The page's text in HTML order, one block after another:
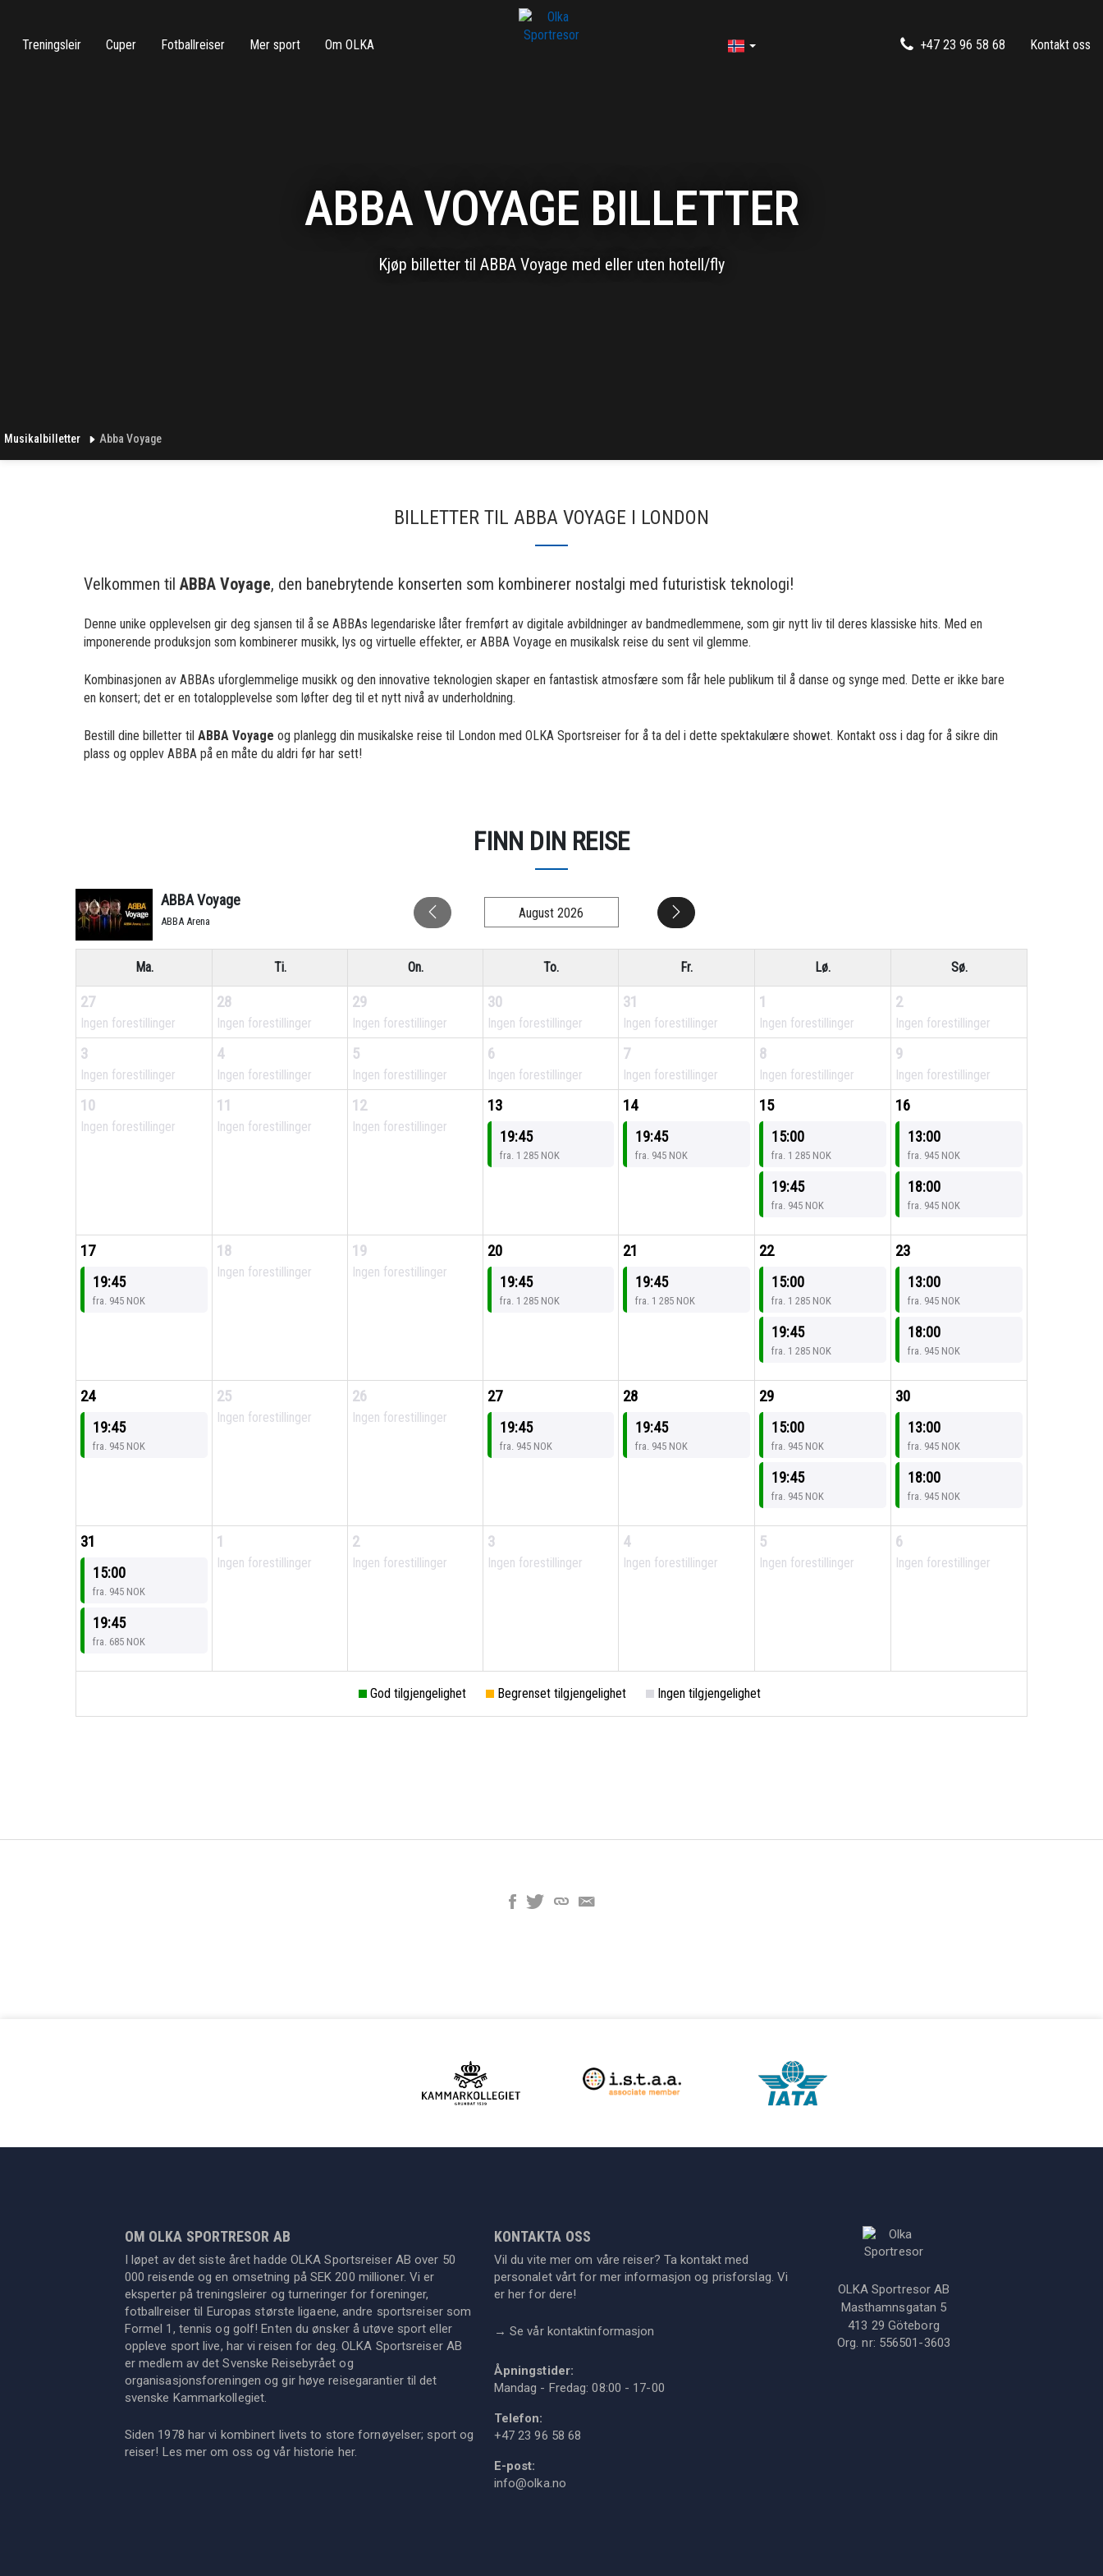
Treningsleir Cuper Fotballreiser Mer sport Om OLKA +47 23 96 58 68 Kontakt oss
ABBA VOYAGE BILLETTER
Kjøp billetter til ABBA Voyage med eller uten hotell/fly
Musikalbilletter Abba Voyage
BILLETTER TIL ABBA VOYAGE I LONDON
Velkommen til ABBA Voyage, den banebrytende konserten som kombinerer nostalgi med futuristisk teknologi!
Denne unike opplevelsen gir deg sjansen til å se ABBAs legendariske låter fremført av digitale avbildninger av bandmedlemmene, som gir nytt liv til deres klassiske hits. Med en
imponerende produksjon som kombinerer musikk, lys og virtuelle effekter, er ABBA Voyage en musikalsk reise du sent vil glemme.
Kombinasjonen av ABBAs uforglemmelige musikk og den innovative teknologien skaper en fantastisk atmosfære som får hele publikum til å danse og synge med. Dette er ikke bare
en konsert; det er en totalopplevelse som løfter deg til et nytt nivå av underholdning.
Bestill dine billetter til ABBA Voyage og planlegg din musikalske reise til London med OLKA Sportsreiser for å ta del i dette spektakulære showet. Kontakt oss i dag for å sikre din
plass og opplev ABBA på en måte du aldri før har sett!
OM OLKA SPORTRESOR AB
I løpet av det siste året hadde OLKA Sportsreiser AB over 50
000 reisende og en omsetning på SEK 200 millioner. Vi er
eksperter på treningsleirer og turneringer for foreninger,
fotballreiser til Europas største ligaene, andre sportsreiser som
Formel 1, tennis og golf! Enten du ønsker å utøve sport eller
oppleve sport live, har vi reisen for deg. OLKA Sportsreiser AB
er medlem av det Svenske Reisebyrået og
organisasjonsforeningen og gir høye reisegarantier til det
svenske Kammarkollegiet.
Siden 1978 har vi kombinert livets to store fornøyelser; sport og
reiser! Les mer om oss og vår historie her.
KONTAKTA OSS
Vil du vite mer om våre reiser? Ta kontakt med
personalet vårt for mer informasjon og prisforslag. Vi
er her for dere!
→ Se vår kontaktinformasjon
Åpningstider:
Mandag - Fredag: 08:00 - 17-00
Telefon:
+47 23 96 58 68
E-post:
info@olka.no
OLKA Sportresor AB
Masthamnsgatan 5
413 29 Göteborg
Org. nr: 556501-3603